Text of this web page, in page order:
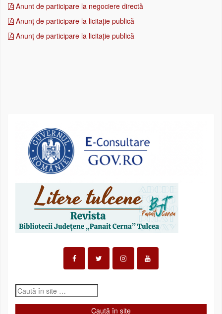
Anunt de participare la negociere directă
Anunț de participare la licitație publică
Anunț de participare la licitație publică